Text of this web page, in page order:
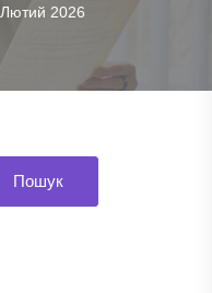
Лютий 2026
Пошук